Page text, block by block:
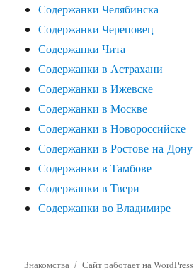
Содержанки Челябинска
Содержанки Череповец
Содержанки Чита
Содержанки в Астрахани
Содержанки в Ижевске
Содержанки в Москве
Содержанки в Новороссийске
Содержанки в Ростове-на-Дону
Содержанки в Тамбове
Содержанки в Твери
Содержанки во Владимире
Знакомства Сайт работает на WordPress